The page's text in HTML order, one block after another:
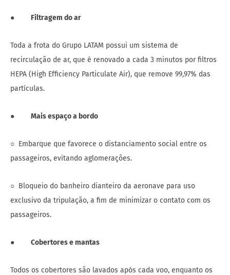
● Filtragem do ar
Toda a frota do Grupo LATAM possui um sistema de
recirculação de ar, que é renovado a cada 3 minutos por filtros
HEPA (High Efficiency Particulate Air), que remove 99,97% das
partículas.
● Mais espaço a bordo
○ Embarque que favorece o distanciamento social entre os
passageiros, evitando aglomerações.
○ Bloqueio do banheiro dianteiro da aeronave para uso
exclusivo da tripulação, a fim de minimizar o contato com os
passageiros.
● Cobertores e mantas
Todos os cobertores são lavados após cada voo, enquanto os